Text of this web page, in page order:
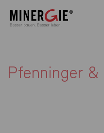
Pfenninger &